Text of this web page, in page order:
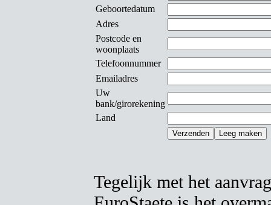
Geboortedatum
Adres
Postcode en
woonplaats
Telefoonnummer
Emailadres
Uw
bank/girorekening
Land
Tegelijk met het